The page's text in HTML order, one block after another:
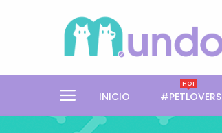
INICIO #PETLOVERS
HOT